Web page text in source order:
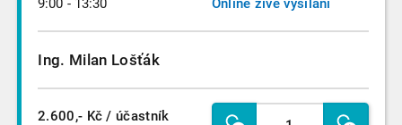
Online živé vysílání
9:00 - 13:30
Ing. Milan Lošťák
2.600,- Kč / účastník